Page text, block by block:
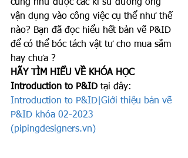
cũng như được các kĩ sư đường ống
vận dụng vào công việc cụ thể như thế
nào? Bạn đã đọc hiểu hết bản vẽ P&ID
để có thể bóc tách vật tư cho mua sắm
hay chưa ?
HÃY TÌM HIỂU VỀ KHÓA HỌC
Introduction to P&ID tại đây:
Introduction to P&ID|Giới thiệu bản vẽ
P&ID khóa 02-2023
(pipingdesigners.vn)